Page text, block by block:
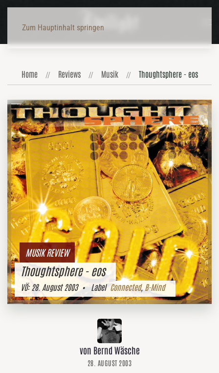
Zum Hauptinhalt springen
Home Reviews Musik Thoughtsphere - eos
MUSIK REVIEW
Thoughtsphere - eos
VÖ:28. August 2003• Label Connected, B-Mind
von Bernd Wäsche
28. AUGUST 2003